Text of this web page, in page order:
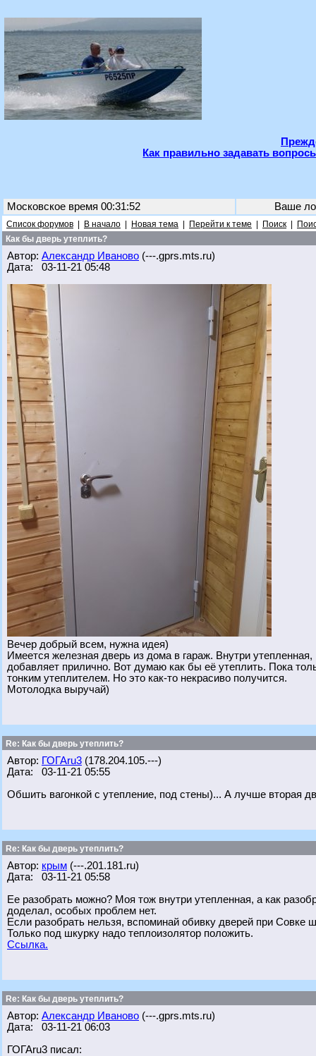
Как правильно задавать
Московское время 00:31:52 Ваше
Список форумов В начало Новая тема Перейти к теме Поиск
Как бы дверь утеплить?
Автор: Александр Иваново (---.gprs.mts.ru)
Дата: 03-11-21 05:48
Вечер добрый всем, нужна идея)
Имеется железная дверь из дома в гараж. Внутри
добавляет прилично. Вот думаю как бы её утеплить. Пока
тонким утеплителем. Но это как-то некрасиво получится.
Мотолодка выручай)
Re: Как бы дверь утеплить?
Автор: ГОГАru3 (178.204.105.---)
Дата: 03-11-21 05:55
Обшить вагонкой с утепление, под стены)... А лучше вторая
Re: Как бы дверь утеплить?
Автор: крым (---.201.181.ru)
Дата: 03-11-21 05:58
Ее разобрать можно? Моя тож внутри утепленная, а как
доделал, особых проблем нет.
Если разобрать нельзя, вспоминай обивку дверей при Совке
Только под шкурку надо теплоизолятор положить.
Ссылка.
Re: Как бы дверь утеплить?
Автор: Александр Иваново (---.gprs.mts.ru)
Дата: 03-11-21 06:03
ГОГАru3 писал: